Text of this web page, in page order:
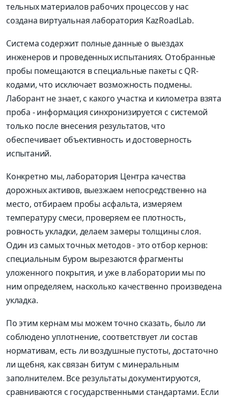
тельных материалов рабочих процессов у нас
создана виртуальная лаборатория KazRoadLab.
Система содержит полные данные о выездах
инженеров и проведенных испытаниях. Отобранные
пробы помещаются в специальные пакеты с QR-
кодами, что исключает возможность подмены.
Лаборант не знает, с какого участка и километра взята
проба - информация синхронизируется с системой
только после внесения результатов, что
обеспечивает объективность и достоверность
испытаний.
Конкретно мы, лаборатория Центра качества
дорожных активов, выезжаем непосредственно на
место, отбираем пробы асфальта, измеряем
температуру смеси, проверяем ее плотность,
ровность укладки, делаем замеры толщины слоя.
Один из самых точных методов - это отбор кернов:
специальным буром вырезаются фрагменты
уложенного покрытия, и уже в лаборатории мы по
ним определяем, насколько качественно произведена
укладка.
По этим кернам мы можем точно сказать, было ли
соблюдено уплотнение, соответствует ли состав
нормативам, есть ли воздушные пустоты, достаточно
ли щебня, как связан битум с минеральным
заполнителем. Все результаты документируются,
сравниваются с государственными стандартами. Если